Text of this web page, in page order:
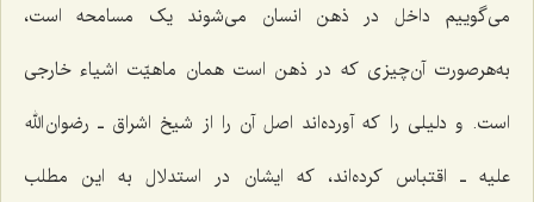
می‌گوییم داخل در ذهن انسان می‌شوند یک مسامحه است،
به‌هرصورت آن‌چیزی که در ذهن است همان ماهیّت اشیاء خارجی
است. و دلیلی را که آورده‌اند اصل آن را از شیخ اشراق ـ رضوان الله
علیه ـ اقتباس کرده‌اند، که ایشان در استدلال به این مطلب